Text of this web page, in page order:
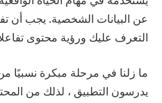
التعرف عليك ورؤية محتوى
ما زلنا في مرحلة مبكرة نسبيًا من
يدرسون التطبيق ، لذلك من